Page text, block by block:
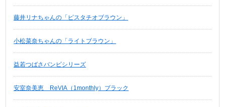
藤井リナちゃんの「ピスタチオブラウン」
小松菜奈ちゃんの「ライトブラウン」
益若つばさバンビシリーズ
安室奈美恵 ReVIA（1monthly）ブラック